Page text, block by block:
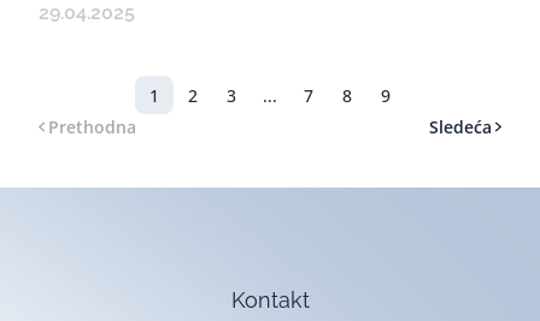
29.04.2025
Prethodna
1 2 3 ... 7 8
9
Sledeća
Kontakt